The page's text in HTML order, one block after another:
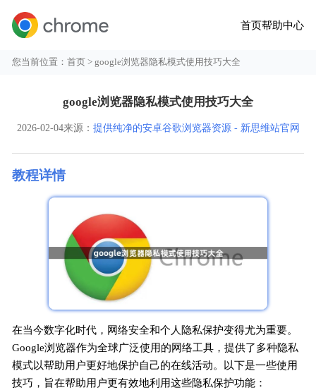
首页帮助中心
您当前位置：首页 > google浏览器隐私模式使用技巧大全
google浏览器隐私模式使用技巧大全
2026-02-04来源： 提供纯净的安卓谷歌浏览器资源 - 新思维站官网
教程详情
在当今数字化时代，网络安全和个人隐私保护变得尤为重要。
Google浏览器作为全球广泛使用的网络工具，提供了多种隐私
模式以帮助用户更好地保护自己的在线活动。以下是一些使用
技巧，旨在帮助用户更有效地利用这些隐私保护功能：